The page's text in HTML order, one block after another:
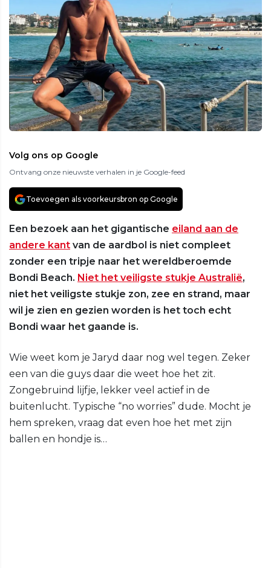
Volg ons op Google
Ontvang onze nieuwste verhalen in je Google-feed
Toevoegen als voorkeursbron op Google
Een bezoek aan het gigantische eiland aan de
andere kant van de aardbol is niet compleet
zonder een tripje naar het wereldberoemde
Bondi Beach. Niet het veiligste stukje Australië,
niet het veiligste stukje zon, zee en strand, maar
wil je zien en gezien worden is het toch echt
Bondi waar het gaande is.
Wie weet kom je Jaryd daar nog wel tegen. Zeker
een van die guys daar die weet hoe het zit.
Zongebruind lijfje, lekker veel actief in de
buitenlucht. Typische “no worries” dude. Mocht je
hem spreken, vraag dat even hoe het met zijn
ballen en hondje is…